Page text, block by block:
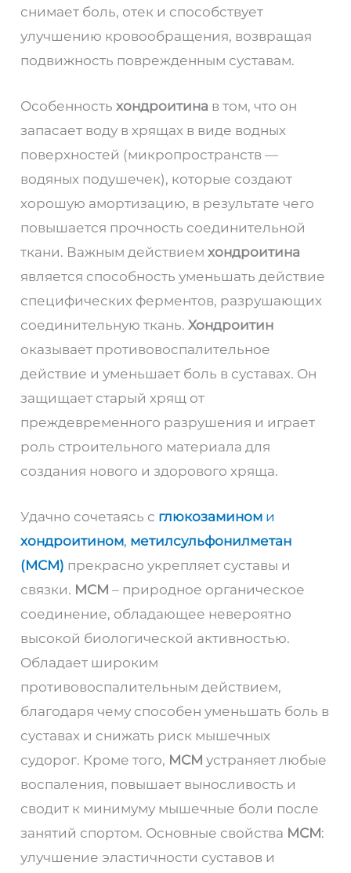
снимает боль, отек и способствует
улучшению кровообращения, возвращая
подвижность поврежденным суставам.
Особенностьхондроитина в том, что он
запасает воду в хрящах в виде водных
поверхностей (микропространств —
водяных подушечек), которые создают
хорошую амортизацию, в результате чего
повышается прочность соединительной
ткани. Важным действиемхондроитина
является способность уменьшать действие
специфических ферментов, разрушающих
соединительную ткань.Хондроитин
оказывает противовоспалительное
действие и уменьшает боль в суставах. Он
защищает старый хрящ от
преждевременного разрушения и играет
роль строительного материала для
создания нового и здорового хряща.
Удачно сочетаясь с глюкозамином и
хондроитином, метилсульфонилметан
(МСМ) прекрасно укрепляет суставы и
связки. МСМ – природное органическое
соединение, обладающее невероятно
высокой биологической активностью.
Обладает широким
противовоспалительным действием,
благодаря чему способен уменьшать боль в
суставах и снижать риск мышечных
судорог. Кроме того, МСМ устраняет любые
воспаления, повышает выносливость и
сводит к минимуму мышечные боли после
занятий спортом. Основные свойства МСМ:
улучшение эластичности суставов и